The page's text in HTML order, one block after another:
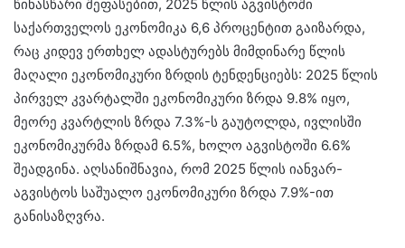
წინასწარი შეფასებით, 2025 წლის აგვისტოში
საქართველოს ეკონომიკა 6,6 პროცენტით გაიზარდა,
რაც კიდევ ერთხელ ადასტურებს მიმდინარე წლის
მაღალი ეკონომიკური ზრდის ტენდენციებს: 2025 წლის
პირველ კვარტალში ეკონომიკური ზრდა 9.8% იყო,
მეორე კვარტლის ზრდა 7.3%-ს გაუტოლდა, ივლისში
ეკონომიკურმა ზრდამ 6.5%, ხოლო აგვისტოში 6.6%
შეადგინა. აღსანიშნავია, რომ 2025 წლის იანვარ-
აგვისტოს საშუალო ეკონომიკური ზრდა 7.9%-ით
განისაზღვრა.